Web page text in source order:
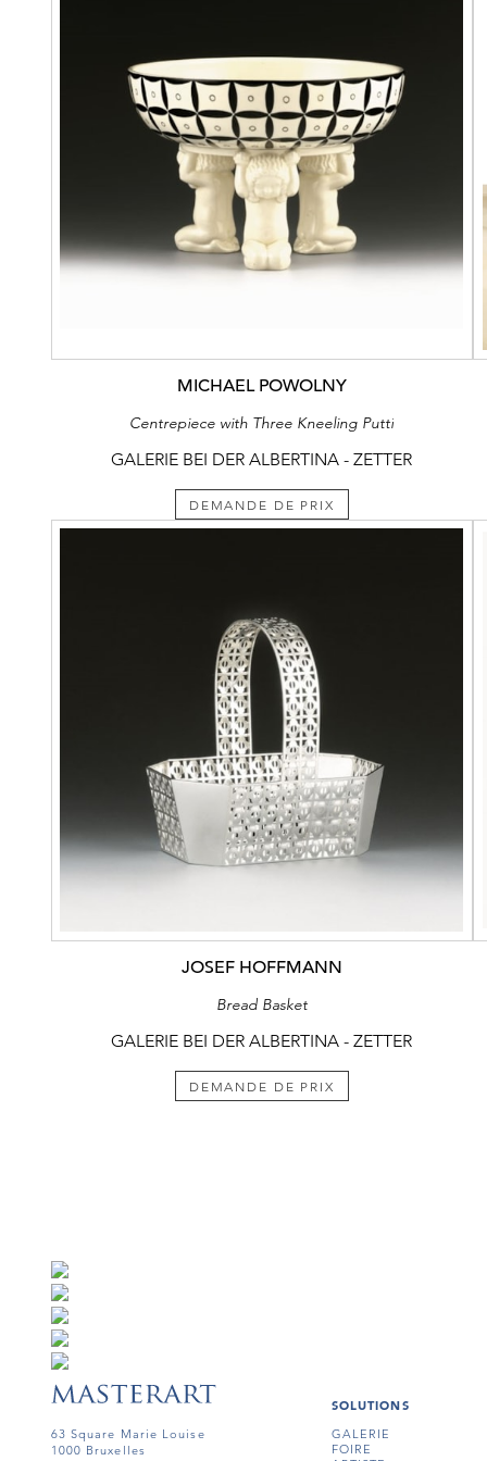
MICHAEL POWOLNY
Centrepiece with Three Kneeling Putti
GALERIE BEI DER ALBERTINA - ZETTER
DEMANDE DE PRIX
JOSEF HOFFMANN
Bread Basket
GALERIE BEI DER ALBERTINA - ZETTER
DEMANDE DE PRIX
63 Square Marie Louise
1000 Bruxelles
SOLUTIONS
GALERIE
FOIRE